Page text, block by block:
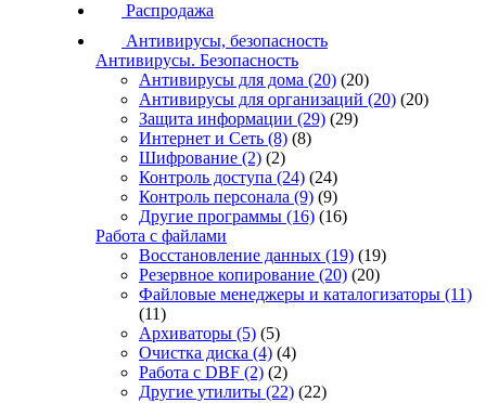
Распродажа
Антивирусы, безопасность
Антивирусы. Безопасность
Антивирусы для дома (20) (20)
Антивирусы для организаций (20) (20)
Защита информации (29) (29)
Интернет и Сеть (8) (8)
Шифрование (2) (2)
Контроль доступа (24) (24)
Контроль персонала (9) (9)
Другие программы (16) (16)
Работа с файлами
Восстановление данных (19) (19)
Резервное копирование (20) (20)
Файловые менеджеры и каталогизаторы (11)
(11)
Архиваторы (5) (5)
Очистка диска (4) (4)
Работа с DBF (2) (2)
Другие утилиты (22) (22)